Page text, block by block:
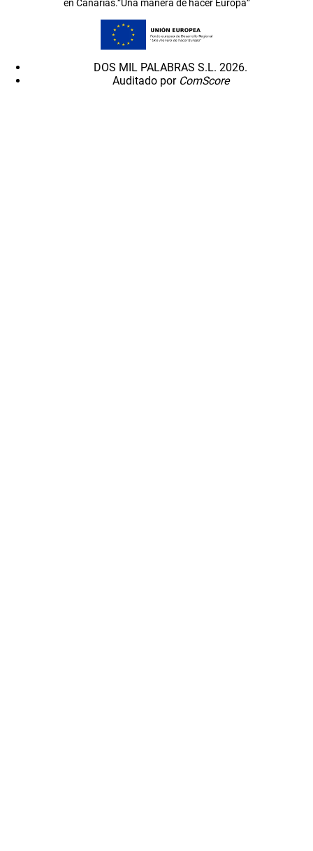
en Canarias.”Una manera de hacer Europa”
DOS MIL PALABRAS S.L. 2026.
Auditado por ComScore